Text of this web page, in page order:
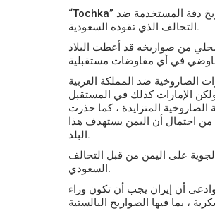
“Tochka” هو نظام صاروخي باليستي عالي الدقة بأقصر مسافة 120 كيلومترًا ، وهو أحد أكثر الصواريخ دقة المستخدمة ضد
التحالف الذي تقوده السعودية.
محلي من صواريخه قد أعطت البلاد
الصاروخية ضد المملكة العربية
الإمارات كذلك في المستقبل
الصاروخية المتزايدة ، كما حذرت
من احتمال أن اليمن يستهدف هذا
البلد.
على اليمن من قبل التحالف
السعودي.
أن إيران يجب أن تكون وراء